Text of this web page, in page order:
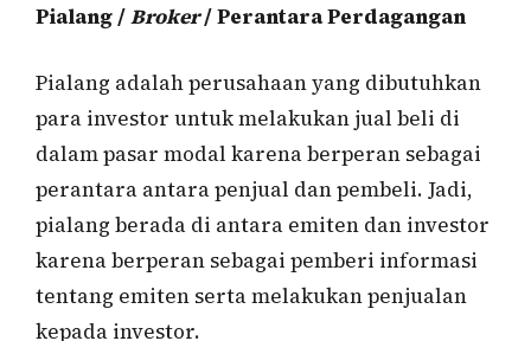
Pialang /Broker/ Perantara Perdagangan
Pialang adalah perusahaan yang dibutuhkan
para investor untuk melakukan jual beli di
dalam pasar modal karena berperan sebagai
perantara antara penjual dan pembeli. Jadi,
pialang berada di antara emiten dan investor
karena berperan sebagai pemberi informasi
tentang emiten serta melakukan penjualan
kepada investor.